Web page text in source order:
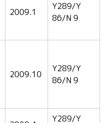
2009.1
Y289/Y
86/N 9
2009.10
Y289/Y
86/N 9
Y289/Y